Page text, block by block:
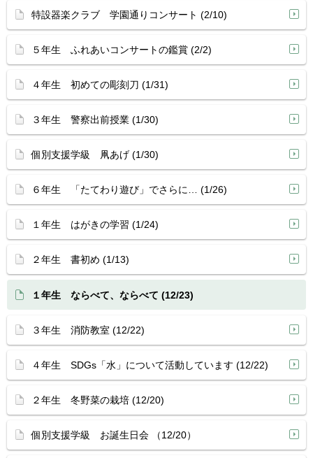
特設器楽クラブ 学園通りコンサート (2/10)
５年生 ふれあいコンサートの鑑賞 (2/2)
４年生 初めての彫刻刀 (1/31)
３年生 警察出前授業 (1/30)
個別支援学級 凧あげ (1/30)
６年生 「たてわり遊び」でさらに… (1/26)
１年生 はがきの学習 (1/24)
２年生 書初め (1/13)
１年生 ならべて、ならべて (12/23)
３年生 消防教室 (12/22)
４年生 SDGs「水」について活動しています (12/22)
２年生 冬野菜の栽培 (12/20)
個別支援学級 お誕生日会 （12/20）